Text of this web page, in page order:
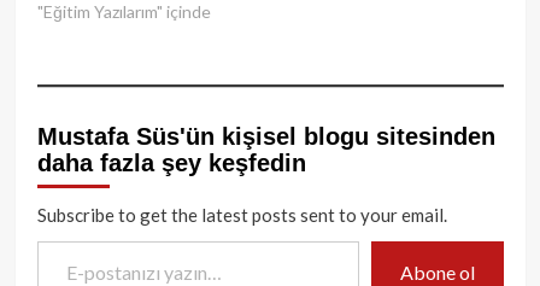
"Eğitim Yazılarım" içinde
Mustafa Süs'ün kişisel blogu sitesinden
daha fazla şey keşfedin
Subscribe to get the latest posts sent to your email.
E-postanızı yazın…
Abone ol